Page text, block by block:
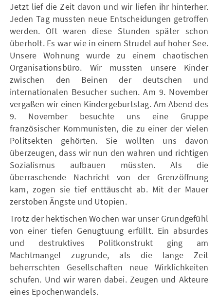
Jetzt lief die Zeit davon und wir liefen ihr hinterher.
Jeden Tag mussten neue Entscheidungen getroffen
werden. Oft waren diese Stunden später schon
überholt. Es war wie in einem Strudel auf hoher See.
Unsere Wohnung wurde zu einem chaotischen
Organisationsbüro. Wir mussten unsere Kinder
zwischen den Beinen der deutschen und
internationalen Besucher suchen. Am 9. November
vergaßen wir einen Kindergeburtstag. Am Abend des
9. November besuchte uns eine Gruppe
französischer Kommunisten, die zu einer der vielen
Politsekten gehörten. Sie wollten uns davon
überzeugen, dass wir nun den wahren und richtigen
Sozialismus aufbauen müssten. Als die
überraschende Nachricht von der Grenzöffnung
kam, zogen sie tief enttäuscht ab. Mit der Mauer
zerstoben Ängste und Utopien.
Trotz der hektischen Wochen war unser Grundgefühl
von einer tiefen Genugtuung erfüllt. Ein absurdes
und destruktives Politkonstrukt ging am
Machtmangel zugrunde, als die lange Zeit
beherrschten Gesellschaften neue Wirklichkeiten
schufen. Und wir waren dabei. Zeugen und Akteure
eines Epochenwandels.